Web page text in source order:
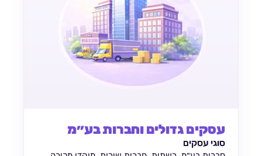
עסקים גדולים וחברות בע״מ
סוגי עסקים